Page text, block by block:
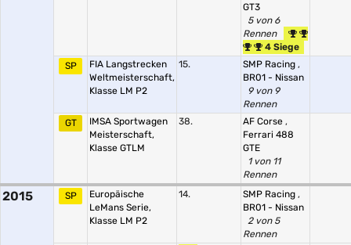
GT3
5 von 6
Rennen
4 Siege
SP
FIA Langstrecken
Weltmeisterschaft,
Klasse LM P2
15. SMP Racing ,
BR01 - Nissan
9 von 9
Rennen
GT
IMSA Sportwagen
Meisterschaft,
Klasse GTLM
38. AF Corse ,
Ferrari 488
GTE
1 von 11
Rennen
2015 SP
Europäische
LeMans Serie,
Klasse LM P2
14. SMP Racing ,
BR01 - Nissan
2 von 5
Rennen